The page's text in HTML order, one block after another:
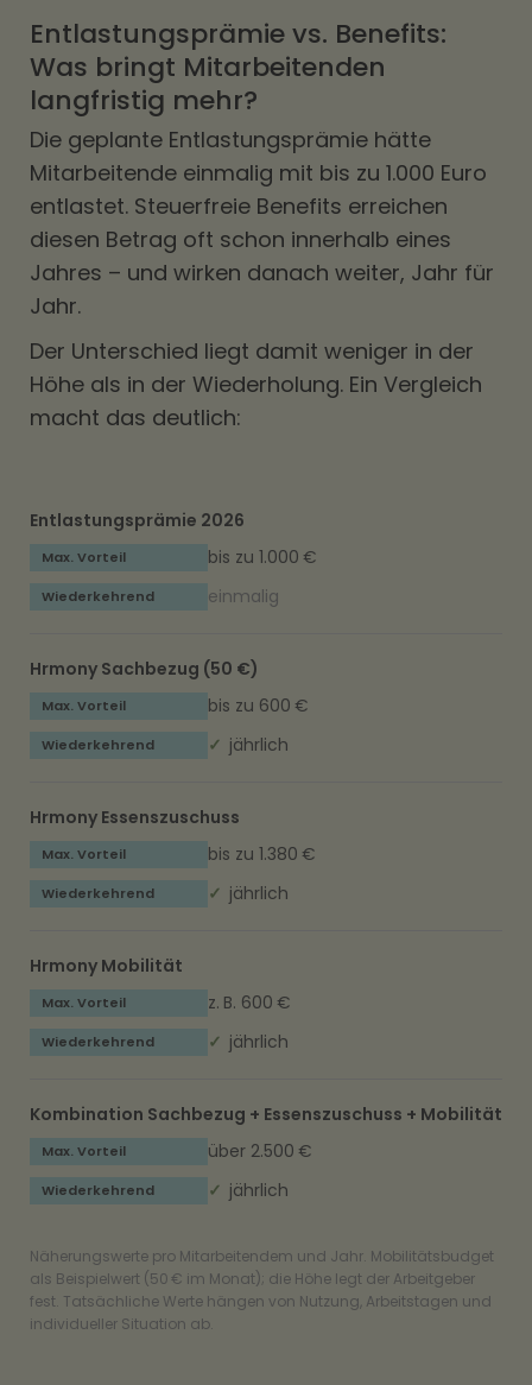
Entlastungsprämie vs. Benefits:
Was bringt Mitarbeitenden
langfristig mehr?
Die geplante Entlastungsprämie hätte
Mitarbeitende einmalig mit bis zu 1.000 Euro
entlastet. Steuerfreie Benefits erreichen
diesen Betrag oft schon innerhalb eines
Jahres – und wirken danach weiter, Jahr für
Jahr.
Der Unterschied liegt damit weniger in der
Höhe als in der Wiederholung. Ein Vergleich
macht das deutlich:
Entlastungsprämie 2026
bis zu 1.000 €
einmalig
Hrmony Sachbezug (50 €)
bis zu 600 €
✓ jährlich
Hrmony Essenszuschuss
bis zu 1.380 €
✓ jährlich
Hrmony Mobilität
z. B. 600 €
✓ jährlich
Kombination Sachbezug + Essenszuschuss + Mobilität
über 2.500 €
✓ jährlich
Näherungswerte pro Mitarbeitendem und Jahr. Mobilitätsbudget
als Beispielwert (50 € im Monat); die Höhe legt der Arbeitgeber
fest. Tatsächliche Werte hängen von Nutzung, Arbeitstagen und
individueller Situation ab.